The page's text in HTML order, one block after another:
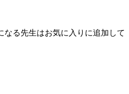
なる先生はお気に入りに追加して